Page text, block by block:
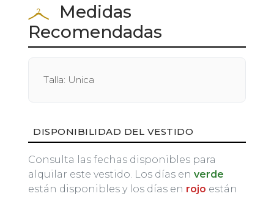
Medidas
Recomendadas
Talla: Unica
DISPONIBILIDAD DEL VESTIDO
Consulta las fechas disponibles para
alquilar este vestido. Los días en verde
están disponibles y los días en rojo están